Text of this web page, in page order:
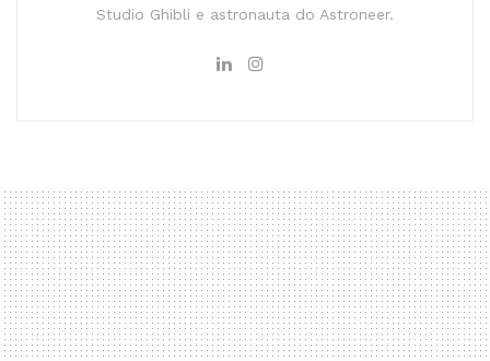
Studio Ghibli e astronauta do Astroneer.